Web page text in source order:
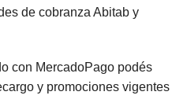
de cobranza Abitab y
con MercadoPago podés
y promociones vigentes